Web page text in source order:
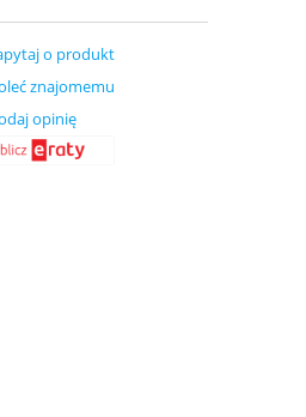
o produkt
znajomemu
opinię